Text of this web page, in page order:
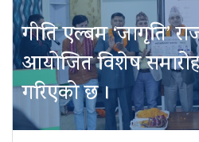
गीति एल्बम ‘जागृति’
आयोजित विशेष
गरिएको छ ।